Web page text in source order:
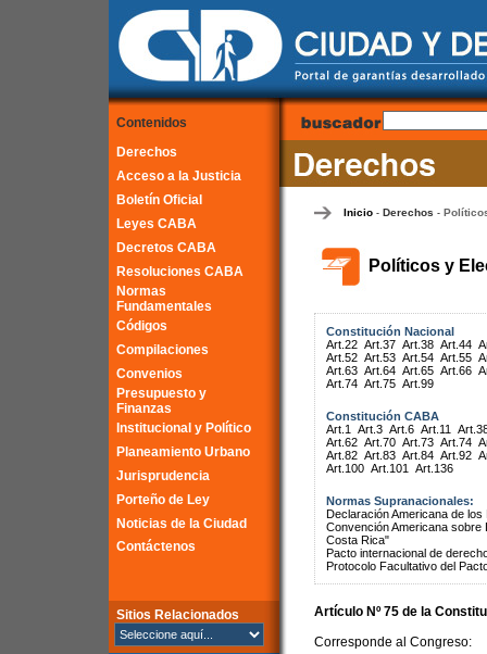
Contenidos
Derechos
Acceso a la Justicia
Boletín Oficial
Leyes CABA
Decretos CABA
Resoluciones CABA
Normas
Fundamentales
Códigos
Compilaciones
Convenios
Presupuesto y
Finanzas
Institucional y Político
Planeamiento Urbano
Jurisprudencia
Porteño de Ley
Noticias de la Ciudad
Contáctenos
Sitios Relacionados
Inicio- Derechos -
Políticos y
Constitución Nacional
Art.22 Art.37 Art.38 Art.44
Art.52 Art.53 Art.54 Art.55
Art.63 Art.64 Art.65 Art.66
Art.74 Art.75 Art.99
Constitución CABA
Art.1
Art.3 Art.6 Art.11
Art.62 Art.70 Art.73 Art.74
Art.82 Art.83 Art.84 Art.92
Art.100 Art.101 Art.136
Normas Supranacionales:
Declaración Americana de
Convención Americana
Costa Rica"
Pacto internacional de
Protocolo Facultativo del
Artículo Nº 75 de la
Corresponde al Congreso: